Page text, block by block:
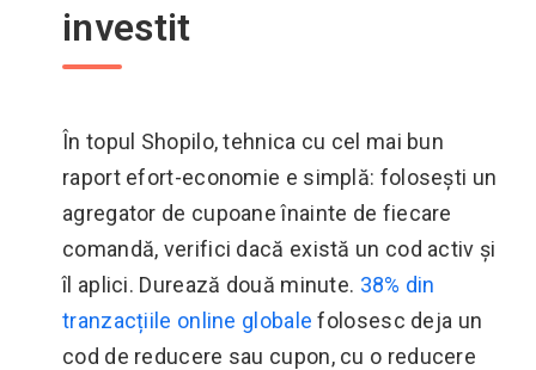
investit
În topul Shopilo, tehnica cu cel mai bun
raport efort-economie e simplă: folosești un
agregator de cupoane înainte de fiecare
comandă, verifici dacă există un cod activ și
îl aplici. Durează două minute. 38% din
tranzacțiile online globale folosesc deja un
cod de reducere sau cupon, cu o reducere